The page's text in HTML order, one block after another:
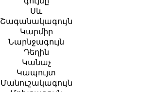
Սև
Շագանակագույն
Կարմիր
Նարնջագույն
Դեղին
Կանաչ
Կապույտ
Մանուշակագույն